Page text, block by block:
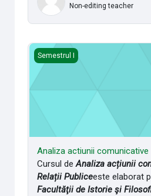
Non-editing teacher
Analiza actiunii comunicative
Semestrul I
Analiza actiunii comunicative
Cursul deAnaliza acțiunii
Relații Publiceeste elaborat
Facultăţii de Istorie şi